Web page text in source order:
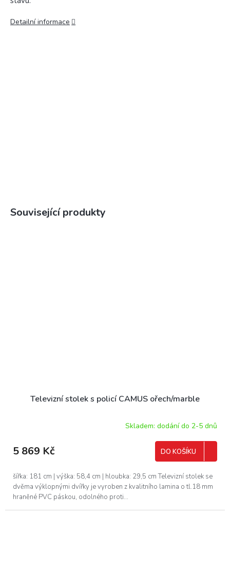
Detailní informace
Související produkty
Televizní stolek s policí CAMUS ořech/marble
Skladem: dodání do 2-5 dnů
5 869 Kč DO KOŠÍKU
šířka: 181 cm | výška: 58,4 cm | hloubka: 29,5 cm Televizní stolek se
dvěma výklopnými dvířky je vyroben z kvalitního lamina o tl.18 mm
hraněné PVC páskou, odolného proti...